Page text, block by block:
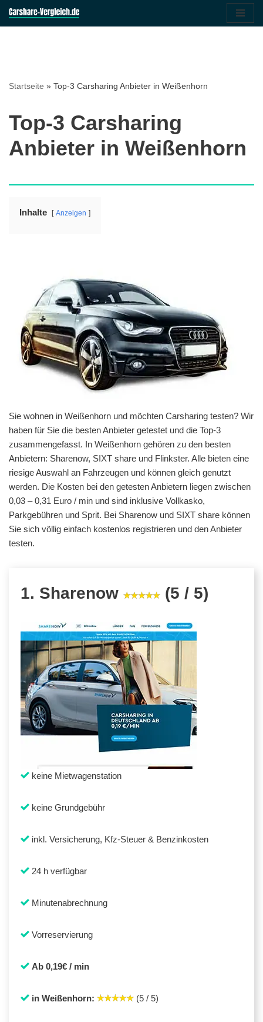
Startseite » Top-3 Carsharing Anbieter in Weißenhorn
Top-3 Carsharing
Anbieter in Weißenhorn
Inhalte Anzeigen
Sie wohnen in Weißenhorn und möchten Carsharing testen? Wir
haben für Sie die besten Anbieter getestet und die Top-3
zusammengefasst. In Weißenhorn gehören zu den besten
Anbietern: Sharenow, SIXT share und Flinkster. Alle bieten eine
riesige Auswahl an Fahrzeugen und können gleich genutzt
werden. Die Kosten bei den getesten Anbietern liegen zwischen
0,03 – 0,31 Euro / min und sind inklusive Vollkasko,
Parkgebühren und Sprit. Bei Sharenow und SIXT share können
Sie sich völlig einfach kostenlos registrieren und den Anbieter
testen.
1. Sharenow (5 / 5)
keine Mietwagenstation
keine Grundgebühr
inkl. Versicherung, Kfz-Steuer & Benzinkosten
24 h verfügbar
Minutenabrechnung
Vorreservierung
Ab 0,19€ / min
in Weißenhorn: (5 / 5)